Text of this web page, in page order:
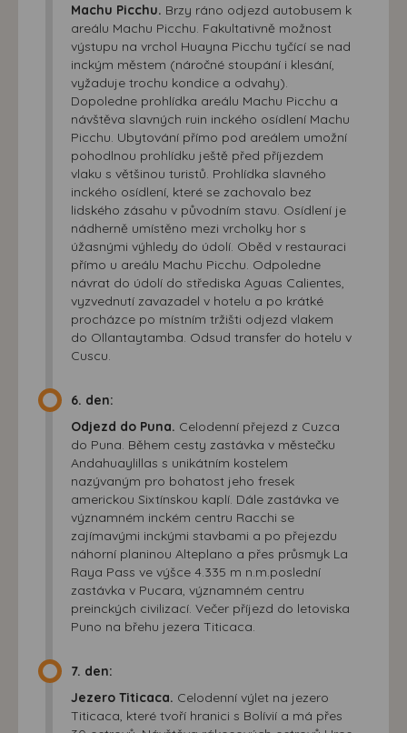
Machu Picchu. Brzy ráno odjezd autobusem k
areálu Machu Picchu. Fakultativně možnost
výstupu na vrchol Huayna Picchu tyčící se nad
inckým městem (náročné stoupání i klesání,
vyžaduje trochu kondice a odvahy).
Dopoledne prohlídka areálu Machu Picchu a
návštěva slavných ruin inckého osídlení Machu
Picchu. Ubytování přímo pod areálem umožní
pohodlnou prohlídku ještě před příjezdem
vlaku s většinou turistů. Prohlídka slavného
inckého osídlení, které se zachovalo bez
lidského zásahu v původním stavu. Osídlení je
nádherně umístěno mezi vrcholky hor s
úžasnými výhledy do údolí. Oběd v restauraci
přímo u areálu Machu Picchu. Odpoledne
návrat do údolí do střediska Aguas Calientes,
vyzvednutí zavazadel v hotelu a po krátké
procházce po místním tržišti odjezd vlakem
do Ollantaytamba. Odsud transfer do hotelu v
Cuscu.
6. den:
Odjezd do Puna. Celodenní přejezd z Cuzca
do Puna. Během cesty zastávka v městečku
Andahuaylillas s unikátním kostelem
nazývaným pro bohatost jeho fresek
americkou Sixtínskou kaplí. Dále zastávka ve
významném inckém centru Racchi se
zajímavými inckými stavbami a po přejezdu
náhorní planinou Alteplano a přes průsmyk La
Raya Pass ve výšce 4.335 m n.m.poslední
zastávka v Pucara, významném centru
preinckých civilizací. Večer příjezd do letoviska
Puno na břehu jezera Titicaca.
7. den:
Jezero Titicaca. Celodenní výlet na jezero
Titicaca, které tvoří hranici s Bolívií a má přes